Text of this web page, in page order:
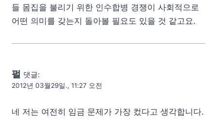
들 몸집을 불리기 위한 인수합병 경쟁이 사회적으로
어떤 의미를 갖는지 돌아볼 필요도 있을 것 같고요.
펄 댓글:
2012년 03월29일., 11:27 오전
네 저는 여전히 임금 문제가 가장 컸다고 생각합니다.